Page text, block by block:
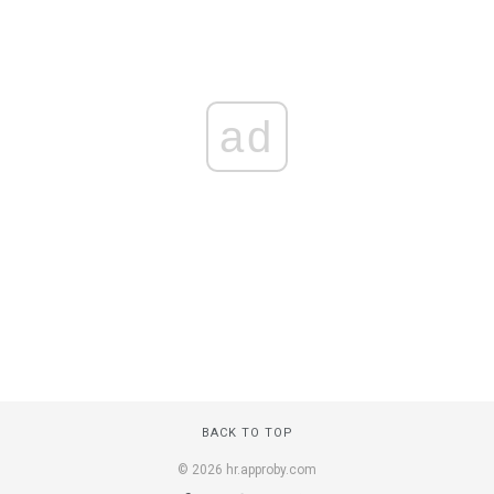
ad
BACK TO TOP
© 2026 hr.approby.com